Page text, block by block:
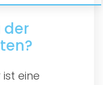
der
ist eine